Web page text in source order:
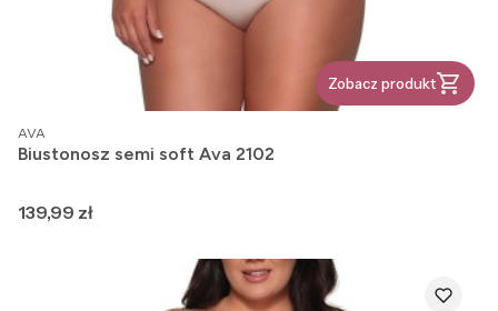
Zobacz produkt
PRODUCENT
AVA
Biustonosz semi soft Ava 2102
Cena
139,99 zł